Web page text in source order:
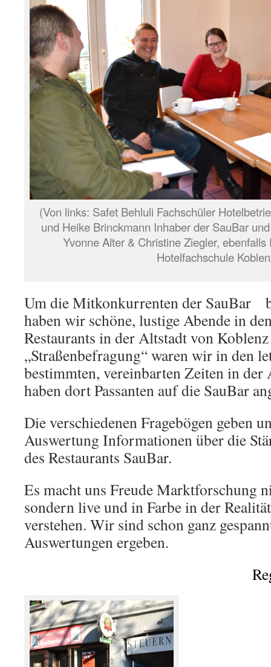
(Von links: Safet Behluli Fachschüler
und Heike Brinckmann Inhaber der SauBar
Yvonne Alter & Christine Ziegler,
Hotelfachschule
Um die Mitkonkurrenten der SauBar
haben wir schöne, lustige Abende in
Restaurants in der Altstadt von
„Straßenbefragung“ waren wir in den
bestimmten, vereinbarten Zeiten in der
haben dort Passanten auf die SauBar
Die verschiedenen Fragebögen geben
Auswertung Informationen über die
des Restaurants SauBar.
Es macht uns Freude Marktforschung
sondern live und in Farbe in der
verstehen. Wir sind schon ganz
Auswertungen ergeben.